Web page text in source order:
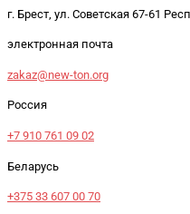
г. Брест, ул. Советская 67-61
электронная почта
zakaz@new-ton.org
Россия
+7 910 761 09 02
Беларусь
+375 33 607 00 70